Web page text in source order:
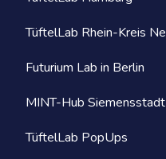
TüftelLab Rhein-Kreis
Futurium Lab in Berlin
MINT-Hub
TüftelLab PopUps